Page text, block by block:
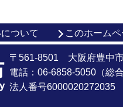
ついて このホーム
〒561-8501 大阪府豊中
電話：06-6858-5050（総
法人番号6000020272035